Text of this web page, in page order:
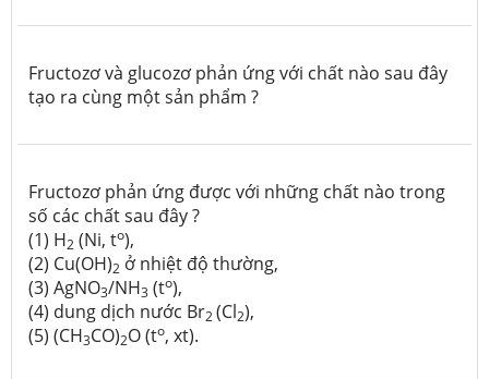
Fructozơ và glucozơ phản ứng với chất nào sau đây
tạo ra cùng một sản phẩm ?
Fructozơ phản ứng được với những chất nào trong
số các chất sau đây ?
(1) H2 (Ni, to),
(2) Cu(OH)2 ở nhiệt độ thường,
(3) AgNO3/NH3 (to),
(4) dung dịch nước Br2(Cl2),
(5) (CH3CO)2O (to, xt).